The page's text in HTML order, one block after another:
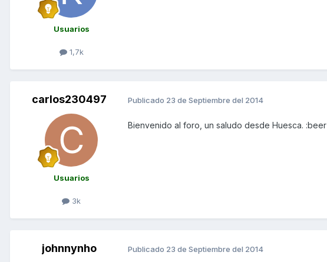
Usuarios
1,7k
carlos230497
Usuarios
3k
Publicado 23 de Septiembre del 2014
Bienvenido al foro, un saludo desde Huesca. :beer
johnnynho Publicado 23 de Septiembre del 2014